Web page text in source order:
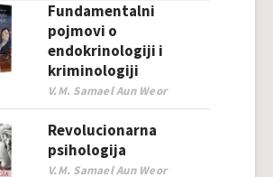
Fundamentalni
pojmovi o
endokrinologiji i
kriminologiji
V.M. Samael Aun Weor
Revolucionarna
psihologija
V.M. Samael Aun Weor